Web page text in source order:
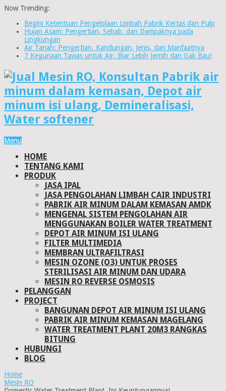
Now Trending:
Begini Ketentuan Pengelolaan Limbah Pabrik Kertas dan Pulp
Hujan Asam: Pengertian, Sebab, dan Dampaknya pada
Lingkungan
Air Tanah: Pengertian, Kandungan, Jenis, dan Manfaatnya
7 Kegunaan Tawas untuk Air, Biar Lebih Jernih dan Gak Bau!
Menu
HOME
TENTANG KAMI
PRODUK
JASA IPAL
JASA PENGOLAHAN LIMBAH CAIR INDUSTRI
PABRIK AIR MINUM DALAM KEMASAN AMDK
MENGENAL SISTEM PENGOLAHAN AIR
MENGGUNAKAN BOILER WATER TREATMENT
DEPOT AIR MINUM ISI ULANG
FILTER MULTIMEDIA
MEMBRAN ULTRAFILTRASI
MESIN OZONE (O3) UNTUK PROSES
STERILISASI AIR MINUM DAN UDARA
MESIN RO REVERSE OSMOSIS
PELANGGAN
PROJECT
BANGUNAN DEPOT AIR MINUM ISI ULANG
PABRIK AIR MINUM KEMASAN MAGELANG
WATER TREATMENT PLANT 20M3 RANGKAS
BITUNG
HUBUNGI
BLOG
Home
Mesin RO